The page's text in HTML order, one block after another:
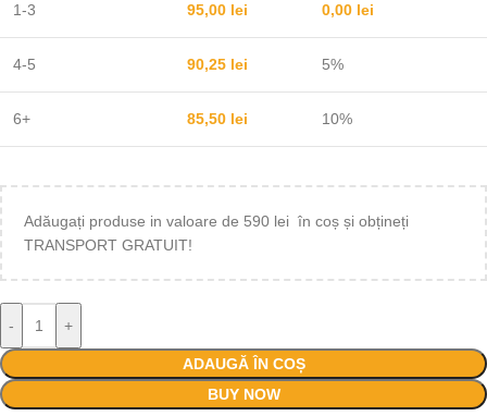
1-3 95,00 lei 0,00 lei
4-5 90,25 lei 5%
6+ 85,50 lei 10%
Adăugați produse in valoare de 590 lei în coș și obțineți
TRANSPORT GRATUIT!
- +
ADAUGĂ ÎN COȘ
BUY NOW